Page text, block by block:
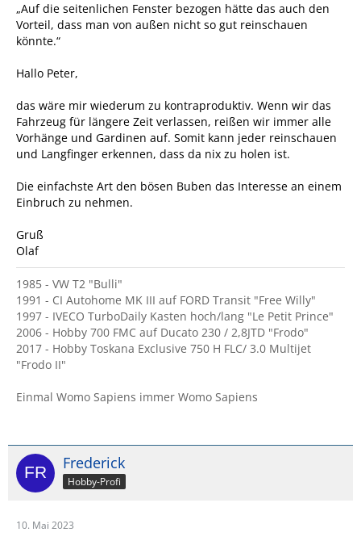
„Auf die seitenlichen Fenster bezogen hätte das auch den
Vorteil, dass man von außen nicht so gut reinschauen
könnte.“
Hallo Peter,
das wäre mir wiederum zu kontraproduktiv. Wenn wir das
Fahrzeug für längere Zeit verlassen, reißen wir immer alle
Vorhänge und Gardinen auf. Somit kann jeder reinschauen
und Langfinger erkennen, dass da nix zu holen ist.
Die einfachste Art den bösen Buben das Interesse an einem
Einbruch zu nehmen.
Gruß
Olaf
1985 - VW T2 "Bulli"
1991 - CI Autohome MK III auf FORD Transit "Free Willy"
1997 - IVECO TurboDaily Kasten hoch/lang "Le Petit Prince"
2006 - Hobby 700 FMC auf Ducato 230 / 2,8JTD "Frodo"
2017 - Hobby Toskana Exclusive 750 H FLC/ 3.0 Multijet
"Frodo II"
Einmal Womo Sapiens immer Womo Sapiens
Frederick
Hobby-Profi
10. Mai 2023